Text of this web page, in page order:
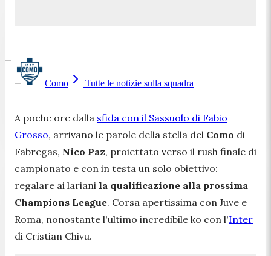
Como Tutte le notizie sulla squadra
A poche ore dalla sfida con il Sassuolo di Fabio
Grosso, arrivano le parole della stella del Como di
Fabregas, Nico Paz, proiettato verso il rush finale di
campionato e con in testa un solo obiettivo:
regalare ai lariani la qualificazione alla prossima
Champions League. Corsa apertissima con Juve e
Roma, nonostante l'ultimo incredibile ko con l'Inter
di Cristian Chivu.